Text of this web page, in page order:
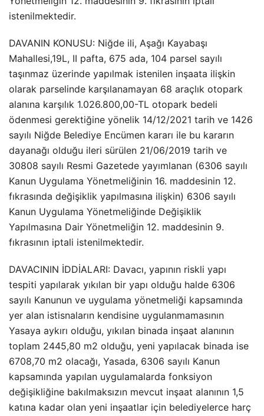
istenilmektedir.
DAVANIN KONUSU: Niğde ili, Aşağı Kayabaşı
Mahallesi,19L, II pafta, 675 ada, 104 parsel sayılı
taşınmaz üzerinde yapılmak istenilen inşaata ilişkin
olarak parselinde karşılanamayan 68 araçlık otopark
alanına karşılık 1.026.800,00-TL otopark bedeli
ödenmesi gerektiğine yönelik 14/12/2021 tarih ve 1426
sayılı Niğde Belediye Encümen kararı ile bu kararın
dayanağı olduğu ileri sürülen 21/06/2019 tarih ve
30808 sayılı Resmi Gazetede yayımlanan (6306 sayılı
Kanun Uygulama Yönetmeliğinin 16. maddesinin 12.
fıkrasında değişiklik yapılmasına ilişkin) 6306 sayılı
Kanun Uygulama Yönetmeliğinde Değişiklik
Yapılmasına Dair Yönetmeliğin 12. maddesinin 9.
fıkrasının iptali istenilmektedir.
DAVACININ İDDİALARI: Davacı, yapının riskli yapı
tespiti yapılarak yıkılan bir yapı olduğu halde 6306
sayılı Kanunun ve uygulama yönetmeliği kapsamında
yer alan istisnaların kendisine uygulanmamasının
Yasaya aykırı olduğu, yıkılan binada inşaat alanının
toplam 2445,80 m2 olduğu, yeni yapılacak binada ise
6708,70 m2 olacağı, Yasada, 6306 sayılı Kanun
kapsamında yapılan uygulamalarda fonksiyon
değişikliğine bakılmaksızın mevcut inşaat alanının 1,5
katına kadar olan yeni inşaatlar için belediyelerce harç